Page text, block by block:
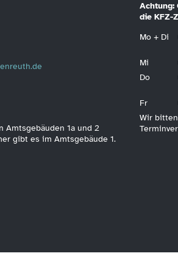
Amtsgebäuden 1a und 2
gibt es im Amtsgebäude 1.
Achtung:
die KFZ-
Mo + Di
Mi
Do
Fr
Wir